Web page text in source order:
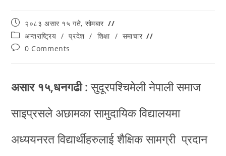
२०८३ असार १५ गते, सोमबार
अन्तराष्ट्रिय / प्रदेश / शिक्षा / समाचार
0 Comments
असार १५,धनगढी :सुदूरपश्चिमेली नेपाली समाज
साइप्रसले अछामका सामुदायिक विद्यालयमा
अध्ययनरत विद्यार्थीहरुलाई शैक्षिक सामग्री प्रदान